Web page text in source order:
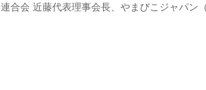
合会 近藤代表理事会長、やまびこジャパン